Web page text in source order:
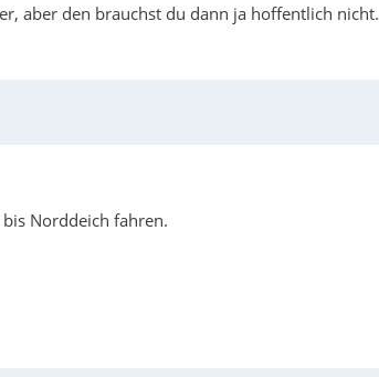
aber den brauchst du dann ja hoffentlich nicht.
Norddeich fahren.